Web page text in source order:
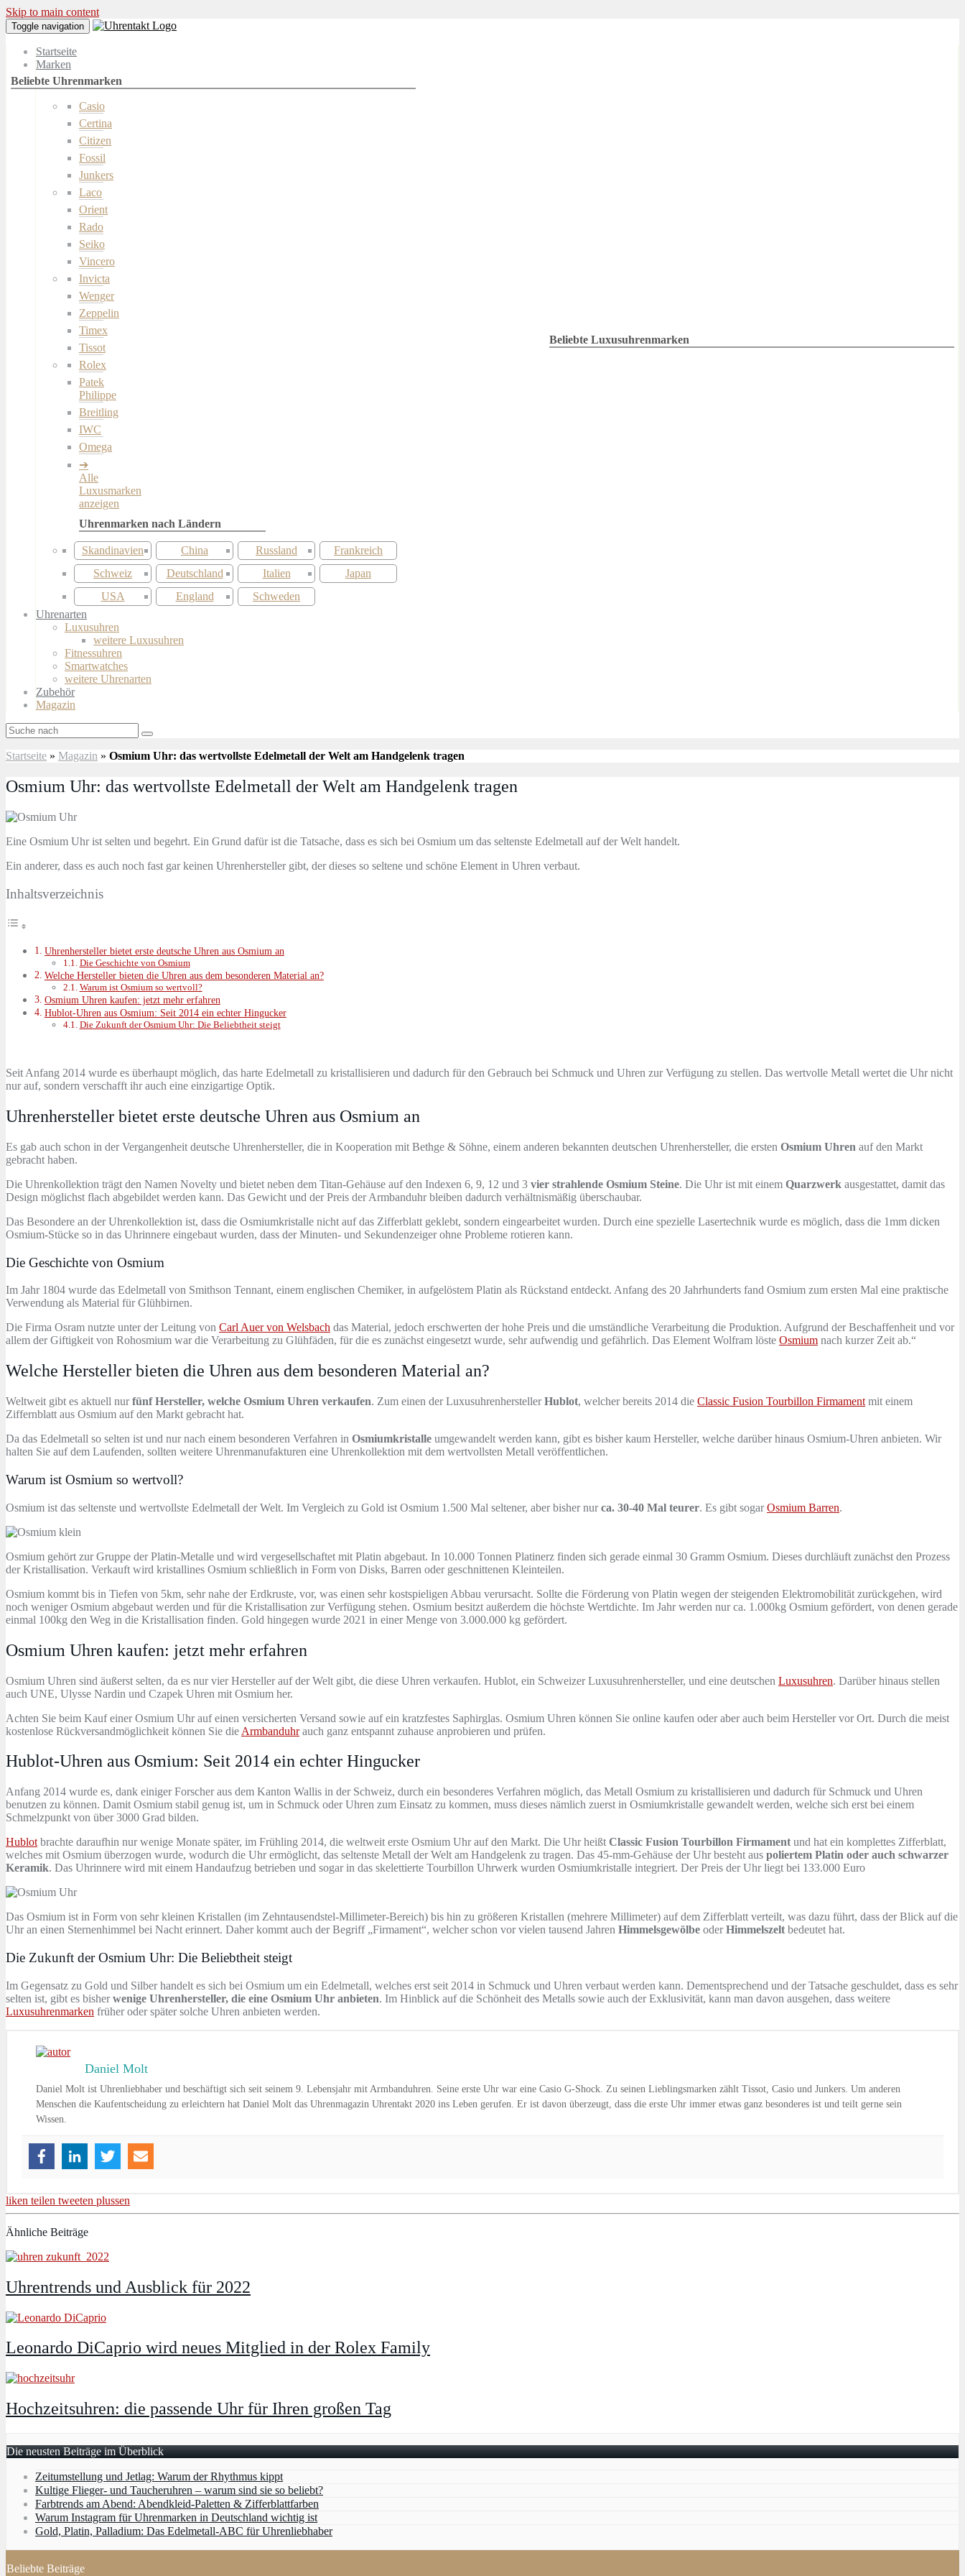
Skip to main content
Toggle navigation
Startseite
Marken
Casio
Certina
Citizen
Fossil
Junkers
Laco
Orient
Rado
Seiko
Vincero
Invicta
Wenger
Zeppelin
Timex
Tissot
Rolex
Patek
Philippe
Breitling
IWC
Omega
Alle
Luxusmarken
anzeigen
Skandinavien China Russland
Frankreich
Schweiz
Deutschland Italien
Japan
USA
England
Schweden
Uhrenarten
Luxusuhren
weitere Luxusuhren
Fitnessuhren
Smartwatches
weitere Uhrenarten
Zubehör
Magazin
Startseite » Magazin » Osmium Uhr: das wertvollste Edelmetall der Welt am Handgelenk tragen
Osmium Uhr: das wertvollste Edelmetall der Welt am Handgelenk tragen
Eine Osmium Uhr ist selten und begehrt. Ein Grund dafür ist die Tatsache, dass es sich bei Osmium um das seltenste Edelmetall auf der Welt handelt.
Ein anderer, dass es auch noch fast gar keinen Uhrenhersteller gibt, der dieses so seltene und schöne Element in Uhren verbaut.
Inhaltsverzeichnis
Uhrenhersteller bietet erste deutsche Uhren aus Osmium an
Die Geschichte von Osmium
Welche Hersteller bieten die Uhren aus dem besonderen Material an?
Warum ist Osmium so wertvoll?
Osmium Uhren kaufen: jetzt mehr erfahren
Hublot-Uhren aus Osmium: Seit 2014 ein echter Hingucker
Die Zukunft der Osmium Uhr: Die Beliebtheit steigt
Seit Anfang 2014 wurde es überhaupt möglich, das harte Edelmetall zu kristallisieren und dadurch für den Gebrauch bei Schmuck und Uhren zur Verfügung zu stellen. Das wertvolle Metall wertet die Uhr nicht
nur auf, sondern verschafft ihr auch eine einzigartige Optik.
Uhrenhersteller bietet erste deutsche Uhren aus Osmium an
Es gab auch schon in der Vergangenheit deutsche Uhrenhersteller, die in Kooperation mit Bethge & Söhne, einem anderen bekannten deutschen Uhrenhersteller, die ersten Osmium Uhren auf den Markt
gebracht haben.
Die Uhrenkollektion trägt den Namen Novelty und bietet neben dem Titan-Gehäuse auf den Indexen 6, 9, 12 und 3 vier strahlende Osmium Steine. Die Uhr ist mit einem Quarzwerk ausgestattet, damit das
Design möglichst flach abgebildet werden kann. Das Gewicht und der Preis der Armbanduhr bleiben dadurch verhältnismäßig überschaubar.
Das Besondere an der Uhrenkollektion ist, dass die Osmiumkristalle nicht auf das Zifferblatt geklebt, sondern eingearbeitet wurden. Durch eine spezielle Lasertechnik wurde es möglich, dass die 1mm dicken
Osmium-Stücke so in das Uhrinnere eingebaut wurden, dass der Minuten- und Sekundenzeiger ohne Probleme rotieren kann.
Die Geschichte von Osmium
Im Jahr 1804 wurde das Edelmetall von Smithson Tennant, einem englischen Chemiker, in aufgelöstem Platin als Rückstand entdeckt. Anfang des 20 Jahrhunderts fand Osmium zum ersten Mal eine praktische
Verwendung als Material für Glühbirnen.
Die Firma Osram nutzte unter der Leitung von Carl Auer von Welsbach das Material, jedoch erschwerten der hohe Preis und die umständliche Verarbeitung die Produktion. Aufgrund der Beschaffenheit und vor
allem der Giftigkeit von Rohosmium war die Verarbeitung zu Glühfäden, für die es zunächst eingesetzt wurde, sehr aufwendig und gefährlich. Das Element Wolfram löste Osmium nach kurzer Zeit ab.“
Welche Hersteller bieten die Uhren aus dem besonderen Material an?
Weltweit gibt es aktuell nurfünf Hersteller, welche Osmium Uhren verkaufen. Zum einen der LuxusuhrenherstellerHublot, welcher bereits 2014 die Classic Fusion Tourbillon Firmament mit einem
Ziffernblatt aus Osmium auf den Markt gebracht hat.
Da das Edelmetall so selten ist und nur nach einem besonderen Verfahren in Osmiumkristalle umgewandelt werden kann, gibt es bisher kaum Hersteller, welche darüber hinaus Osmium-Uhren anbieten. Wir
halten Sie auf dem Laufenden, sollten weitere Uhrenmanufakturen eine Uhrenkollektion mit dem wertvollsten Metall veröffentlichen.
Warum ist Osmium so wertvoll?
Osmium ist das seltenste und wertvollste Edelmetall der Welt. Im Vergleich zu Gold ist Osmium 1.500 Mal seltener, aber bisher nurca. 30-40 Mal teurer. Es gibt sogarOsmium Barren.
Osmium gehört zur Gruppe der Platin-Metalle und wird vergesellschaftet mit Platin abgebaut. In 10.000 Tonnen Platinerz finden sich gerade einmal 30 Gramm Osmium. Dieses durchläuft zunächst den Prozess
der Kristallisation. Verkauft wird kristallines Osmium schließlich in Form von Disks, Barren oder geschnittenen Kleinteilen.
Osmium kommt bis in Tiefen von 5km, sehr nahe der Erdkruste, vor, was einen sehr kostspieligen Abbau verursacht. Sollte die Förderung von Platin wegen der steigenden Elektromobilität zurückgehen, wird
noch weniger Osmium abgebaut werden und für die Kristallisation zur Verfügung stehen. Osmium besitzt außerdem die höchste Wertdichte. Im Jahr werden nur ca. 1.000kg Osmium gefördert, von denen gerade
einmal 100kg den Weg in die Kristallisation finden. Gold hingegen wurde 2021 in einer Menge von 3.000.000 kg gefördert.
Osmium Uhren kaufen: jetzt mehr erfahren
Osmium Uhren sind äußerst selten, da es nur vier Hersteller auf der Welt gibt, die diese Uhren verkaufen. Hublot, ein Schweizer Luxusuhrenhersteller, und eine deutschen Luxusuhren. Darüber hinaus stellen
auch UNE, Ulysse Nardin und Czapek Uhren mit Osmium her.
Achten Sie beim Kauf einer Osmium Uhr auf einen versicherten Versand sowie auf ein kratzfestes Saphirglas. Osmium Uhren können Sie online kaufen oder aber auch beim Hersteller vor Ort. Durch die meist
kostenlose Rückversandmöglichkeit können Sie die Armbanduhrauch ganz entspannt zuhause anprobieren und prüfen.
Hublot-Uhren aus Osmium: Seit 2014 ein echter Hingucker
Anfang 2014 wurde es, dank einiger Forscher aus dem Kanton Wallis in der Schweiz, durch ein besonderes Verfahren möglich, das Metall Osmium zu kristallisieren und dadurch für Schmuck und Uhren
benutzen zu können. Damit Osmium stabil genug ist, um in Schmuck oder Uhren zum Einsatz zu kommen, muss dieses nämlich zuerst in Osmiumkristalle gewandelt werden, welche sich erst bei einem
Schmelzpunkt von über 3000 Grad bilden.
Hublot brachte daraufhin nur wenige Monate später, im Frühling 2014, die weltweit erste Osmium Uhr auf den Markt. Die Uhr heißt Classic Fusion Tourbillon Firmament und hat ein komplettes Zifferblatt,
welches mit Osmium überzogen wurde, wodurch die Uhr ermöglicht, das seltenste Metall der Welt am Handgelenk zu tragen. Das 45-mm-Gehäuse der Uhr besteht aus poliertem Platin oder auch schwarzer
Keramik. Das Uhrinnere wird mit einem Handaufzug betrieben und sogar in das skelettierte Tourbillon Uhrwerk wurden Osmiumkristalle integriert. Der Preis der Uhr liegt bei 133.000 Euro
Das Osmium ist in Form von sehr kleinen Kristallen (im Zehntausendstel-Millimeter-Bereich) bis hin zu größeren Kristallen (mehrere Millimeter) auf dem Zifferblatt verteilt, was dazu führt, dass der Blick auf die
Uhr an einen Sternenhimmel bei Nacht erinnert. Daher kommt auch der Begriff „Firmament“, welcher schon vor vielen tausend Jahren Himmelsgewölbe oderHimmelszelt bedeutet hat.
Die Zukunft der Osmium Uhr: Die Beliebtheit steigt
Im Gegensatz zu Gold und Silber handelt es sich bei Osmium um ein Edelmetall, welches erst seit 2014 in Schmuck und Uhren verbaut werden kann. Dementsprechend und der Tatsache geschuldet, dass es sehr
selten ist, gibt es bisherwenige Uhrenhersteller, die eine Osmium Uhr anbieten. Im Hinblick auf die Schönheit des Metalls sowie auch der Exklusivität, kann man davon ausgehen, dass weitere
Luxusuhrenmarken früher oder später solche Uhren anbieten werden.
Daniel Molt
Daniel Molt ist Uhrenliebhaber und beschäftigt sich seit seinem 9. Lebensjahr mit Armbanduhren. Seine erste Uhr war eine Casio G-Shock. Zu seinen Lieblingsmarken zählt Tissot, Casio und Junkers. Um anderen
Menschen die Kaufentscheidung zu erleichtern hat Daniel Molt das Uhrenmagazin Uhrentakt 2020 ins Leben gerufen. Er ist davon überzeugt, dass die erste Uhr immer etwas ganz besonderes ist und teilt gerne sein
Wissen.
liken teilen tweeten plussen
Ähnliche Beiträge
Uhrentrends und Ausblick für 2022
Leonardo DiCaprio wird neues Mitglied in der Rolex Family
Hochzeitsuhren: die passende Uhr für Ihren großen Tag
Die neusten Beiträge im Überblick
Zeitumstellung und Jetlag: Warum der Rhythmus kippt
Kultige Flieger- und Taucheruhren – warum sind sie so beliebt?
Farbtrends am Abend: Abendkleid-Paletten & Zifferblattfarben
Warum Instagram für Uhrenmarken in Deutschland wichtig ist
Gold, Platin, Palladium: Das Edelmetall-ABC für Uhrenliebhaber
Beliebte Beiträge